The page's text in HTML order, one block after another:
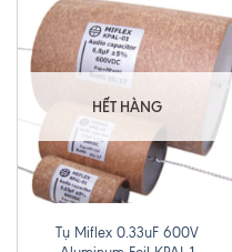
HẾT HÀNG
Tụ Miflex 0.33uF 600V